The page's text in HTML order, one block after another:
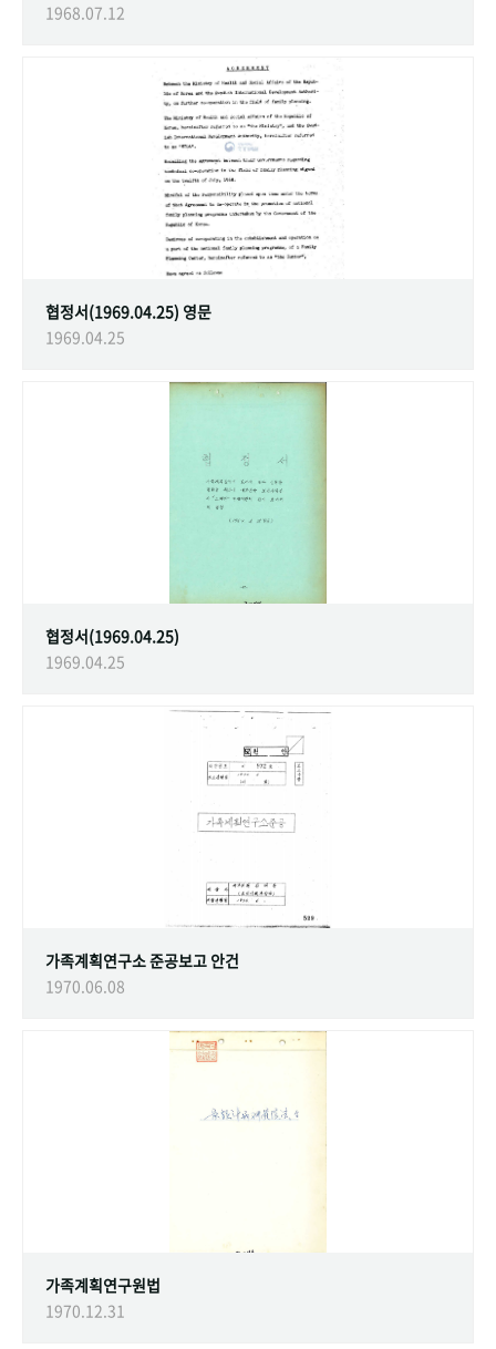
1968.07.12
협정서(1969.04.25) 영문
1969.04.25
협정서(1969.04.25)
1969.04.25
가족계획연구소 준공보고 안건
1970.06.08
가족계획연구원법
1970.12.31